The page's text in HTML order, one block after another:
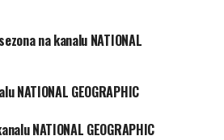
na kanalu NATIONAL
NATIONAL GEOGRAPHIC
NATIONAL GEOGRAPHIC